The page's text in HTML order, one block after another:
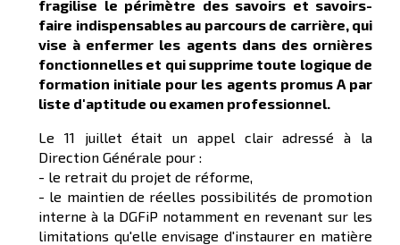
fragilise le périmètre des savoirs et savoirs-
faire indispensables au parcours de carrière, qui
vise à enfermer les agents dans des ornières
fonctionnelles et qui supprime toute logique de
formation initiale pour les agents promus A par
liste d'aptitude ou examen professionnel.
Le 11 juillet était un appel clair adressé à la
Direction Générale pour :
- le retrait du projet de réforme,
- le maintien de réelles possibilités de promotion
interne à la DGFiP notamment en revenant sur les
limitations qu'elle envisage d'instaurer en matière